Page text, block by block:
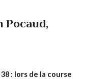
Pocaud,
: lors de la course